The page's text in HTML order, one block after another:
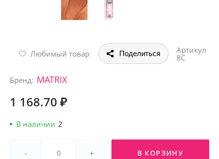
Любимый товар Поделиться
Артикул
8С
Бренд: MATRIX
1 168.70 ₽
В наличии 2
- + В КОРЗИНУ